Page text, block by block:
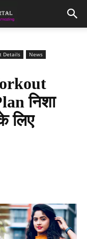
Details
News
निशा
लिए